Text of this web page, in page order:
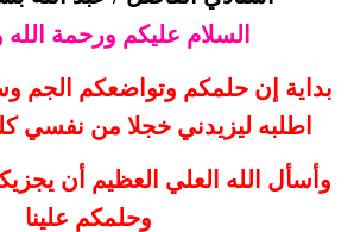
السلام عليكم ورحمة الله
بداية إن حلمكم وتواضعكم الجم
اطلبه ليزيدني خجلا من نفسي
وأسأل الله العلي العظيم أن
وحلمكم علينا